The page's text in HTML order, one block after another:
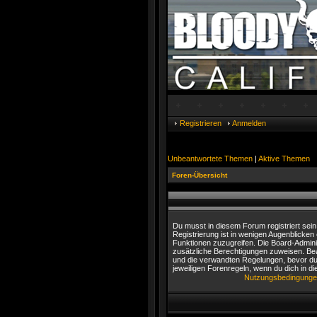
Registrieren Anmelden
Unbeantwortete Themen | Aktive Themen
Foren-Übersicht
Du musst in diesem Forum registriert
Registrierung ist in wenigen
Funktionen zuzugreifen. Die Board-
zusätzliche Berechtigungen zuweisen.
und die verwandten Regelungen, bevor
jeweiligen Forenregeln, wenn du dich in